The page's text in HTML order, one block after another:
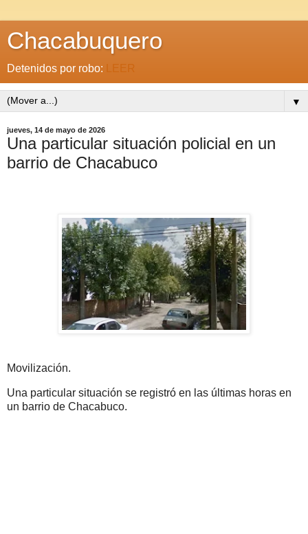
Chacabuquero
Detenidos por robo: LEER
▼
jueves, 14 de mayo de 2026
Una particular situación policial en un
barrio de Chacabuco
Movilización.
Una particular situación se registró en las últimas horas en
un barrio de Chacabuco.